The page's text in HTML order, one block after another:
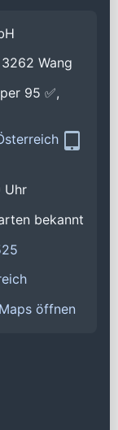
Wang
95 ✅,
Uhr
bekannt
öffnen